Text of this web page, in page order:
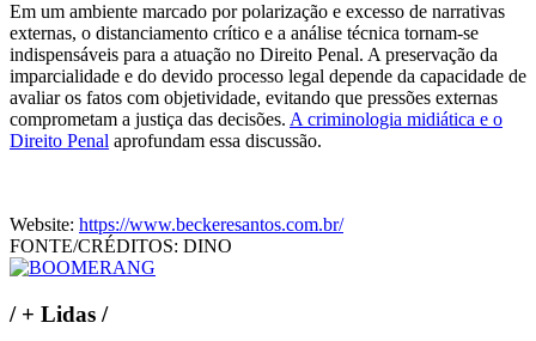
Em um ambiente marcado por polarização e excesso de narrativas
externas, o distanciamento crítico e a análise técnica tornam-se
indispensáveis para a atuação no Direito Penal. A preservação da
imparcialidade e do devido processo legal depende da capacidade de
avaliar os fatos com objetividade, evitando que pressões externas
comprometam a justiça das decisões. A criminologia midiática e o
Direito Penal aprofundam essa discussão.
Website: https://www.beckeresantos.com.br/
FONTE/CRÉDITOS: DINO
/+ Lidas /